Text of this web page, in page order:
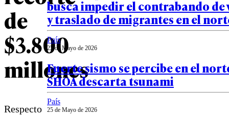
de
$3.800
millones
Respecto
busca impedir el contrabando de
y traslado de migrantes en el
País
25 de Mayo de 2026
Fuerte sismo se percibe en el
SHOA descarta tsunami
País
25 de Mayo de 2026